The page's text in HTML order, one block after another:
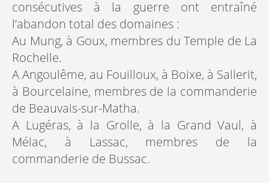
consécutives à la guerre ont entraîné
l’abandon total des domaines :
Au Mung, à Goux, membres du Temple de La
Rochelle.
A Angoulême, au Fouilloux, à Boixe, à Sallerit,
à Bourcelaine, membres de la commanderie
de Beauvais-sur-Matha.
A Lugéras, à la Grolle, à la Grand Vaul, à
Mélac, à Lassac, membres de la
commanderie de Bussac.